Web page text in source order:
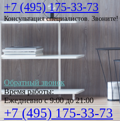
+7 (495) 175-33-73
Консультация специалистов. Звоните!
Обратный звонок
Время работы:
Ежедневно с 9:00 до 21:00
+7 (495) 175-33-73